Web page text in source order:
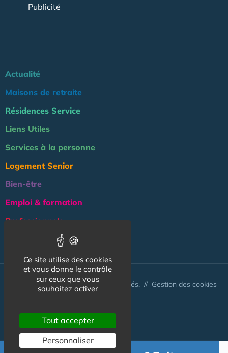
Publicité
Actualité
Maisons de retraite
Résidences Service
Liens Utiles
Services à la personne
Logement Senior
Bien-être
Emploi & formation
Professionnels
NOS AUTRES SITES :
© Australis 2026 - Tous droits réservés. // Gestion des cookies
Ce site utilise des cookies
et vous donne le contrôle
sur ceux que vous
souhaitez activer
Tout accepter
Personnaliser